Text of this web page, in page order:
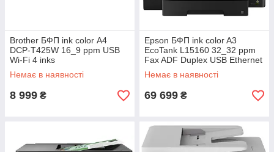
Brother БФП ink color А4
DCP-T425W 16_9 ppm USB
Wi-Fi 4 inks
Немає в наявності
8 999 ₴
Epson БФП ink color A3
EcoTank L15160 32_32 ppm
Fax ADF Duplex USB Ethernet
Wi-Fi 4 inks Pigment
Немає в наявності
69 699 ₴